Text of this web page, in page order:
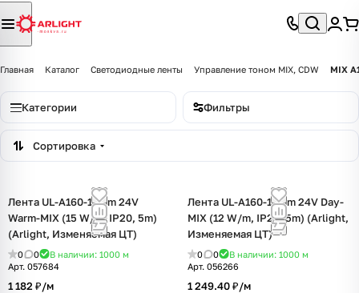
Главная Каталог Светодиодные ленты Управление тоном MIX, CDW MIX
Категории Фильтры
Сортировка
Лента UL-A160-10mm 24V
Warm-MIX (15 W/m, IP20, 5m)
(Arlight, Изменяемая ЦТ)
0 0 В наличии: 1000 м
Арт. 057684
1 182 ₽/м
Лента UL-A160-10mm 24V Day-
MIX (12 W/m, IP20, 5m) (Arlight,
Изменяемая ЦТ)
0 0 В наличии: 1000 м
Арт. 056266
1 249.40 ₽/м